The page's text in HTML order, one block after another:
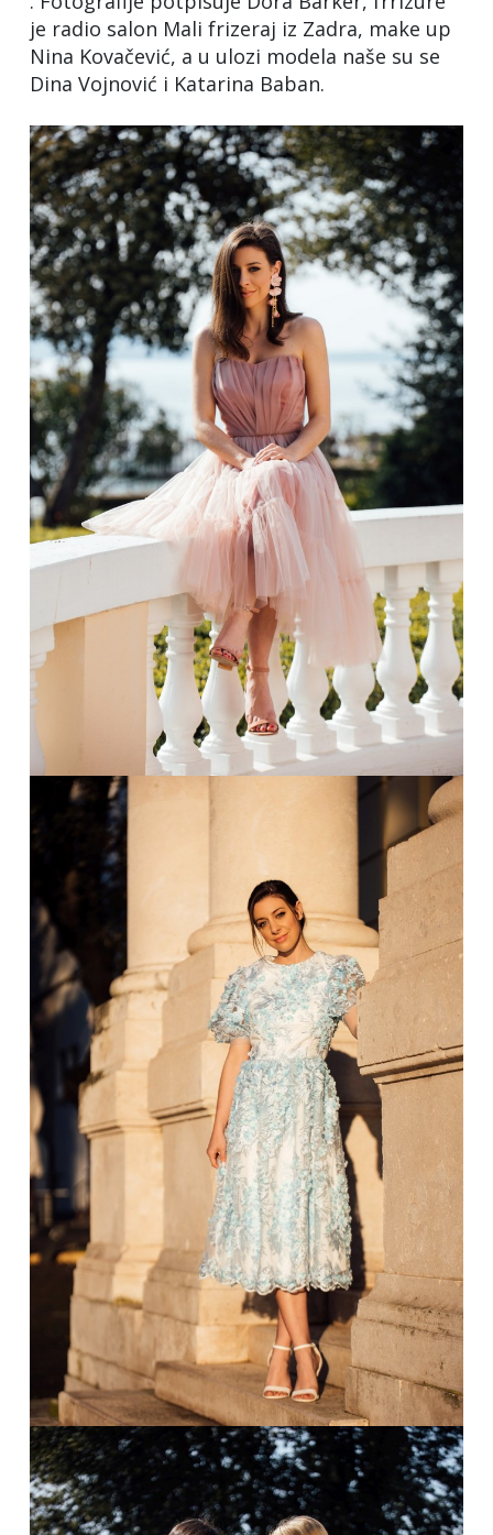
je radio salon Mali frizeraj iz Zadra, make up
Nina Kovačević, a u ulozi modela naše su se
Dina Vojnović i Katarina Baban.